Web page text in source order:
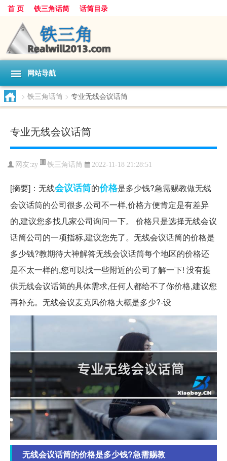
首 页 铁三角话筒 话筒目录
网站导航
> 铁三角话筒 > 专业无线会议话筒
专业无线会议话筒
网友:zy 铁三角话筒 2022-11-18 21:28:51
[摘要]：无线会议话筒的价格是多少钱?急需赐教做无线
会议话筒的公司很多,公司不一样,价格方便肯定是有差异
的,建议您多找几家公司询问一下。 价格只是选择无线会议
话筒公司的一项指标,建议您先了。无线会议话筒的价格是
多少钱?教期待大神解答无线会议话筒每个地区的价格还
是不太一样的,您可以找一些附近的公司了解一下! 没有提
供无线会议话筒的具体需求,任何人都给不了你价格,建议您
再补充。无线会议麦克风价格大概是多少?-设
无线会议话筒的价格是多少钱?急需赐教